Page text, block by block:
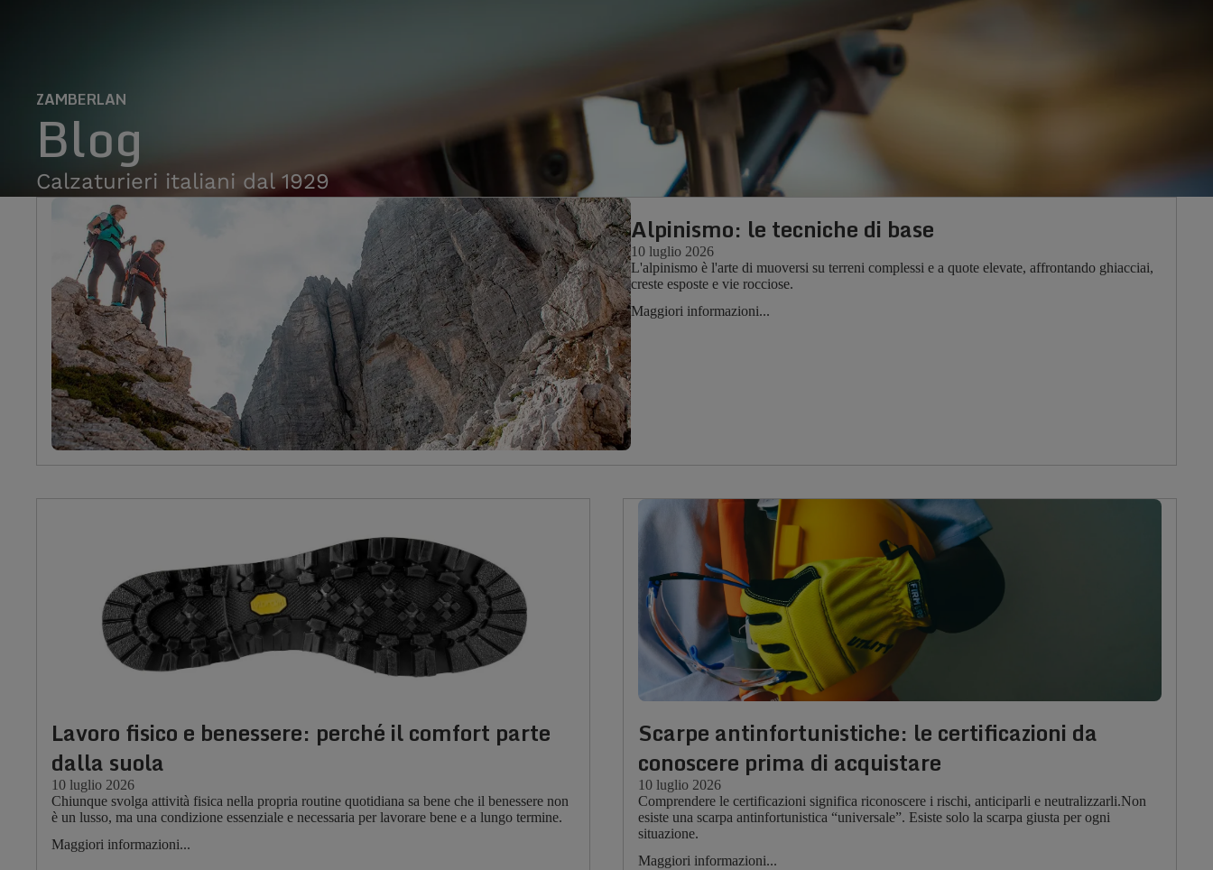
ZAMBERLAN
Blog
Calzaturieri italiani dal 1929
Alpinismo: le tecniche di base
10 luglio 2026
L'alpinismo è l'arte di muoversi su terreni complessi e a quote elevate, affrontando ghiacciai,
creste esposte e vie rocciose.
Maggiori informazioni...
Lavoro fisico e benessere: perché il comfort parte
dalla suola
10 luglio 2026
Chiunque svolga attività fisica nella propria routine quotidiana sa bene che il benessere non
è un lusso, ma una condizione essenziale e necessaria per lavorare bene e a lungo termine.
Maggiori informazioni...
Scarpe antinfortunistiche: le certificazioni da
conoscere prima di acquistare
10 luglio 2026
Comprendere le certificazioni significa riconoscere i rischi, anticiparli e neutralizzarli.Non
esiste una scarpa antinfortunistica “universale”. Esiste solo la scarpa giusta per ogni
situazione.
Maggiori informazioni...